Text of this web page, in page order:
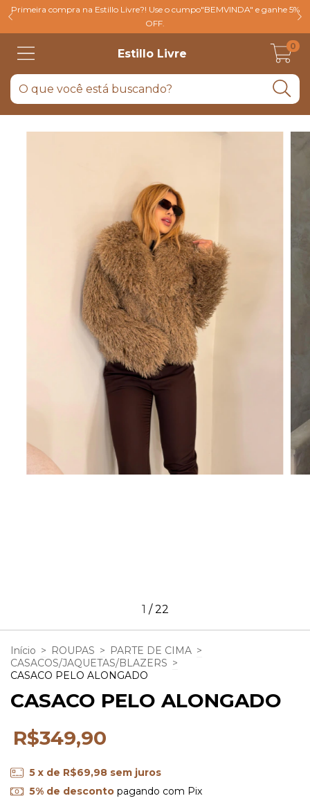
Primeira compra na Estillo Livre?! Use o cumpo"BEMVINDA" e ganhe 5%
OFF.
Estillo Livre
0
1 /22
Início > ROUPAS > PARTE DE CIMA >
CASACOS/JAQUETAS/BLAZERS >
CASACO PELO ALONGADO
CASACO PELO ALONGADO
R$349,90
5 x de R$69,98 sem juros
5% de descontopagando com Pix